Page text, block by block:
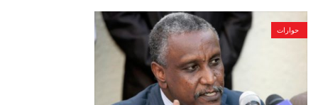
حوارات